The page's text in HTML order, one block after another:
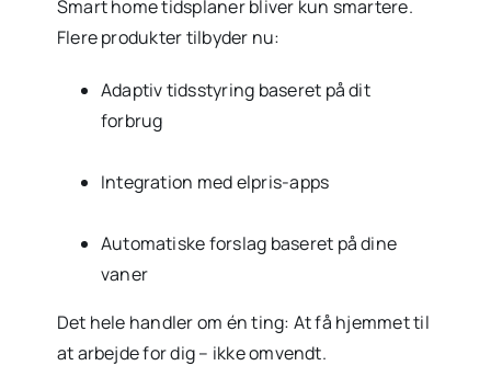
Smart home tidsplaner bliver kun smartere.
Flere produkter tilbyder nu:
Adaptiv tidsstyring baseret på dit
forbrug
Integration med elpris-apps
Automatiske forslag baseret på dine
vaner
Det hele handler om én ting: At få hjemmet til
at arbejde for dig – ikke omvendt.